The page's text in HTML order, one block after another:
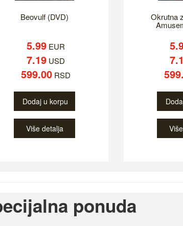
Beovulf (DVD)
5.99 EUR
7.19 USD
599.00 RSD
Dodaj u korpu
Više detalja
Okrutna
ponuda